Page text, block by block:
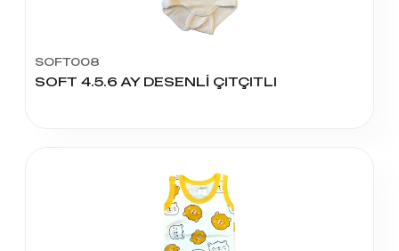
SOFT008
SOFT 4.5.6 AY DESENLİ ÇITÇITLI